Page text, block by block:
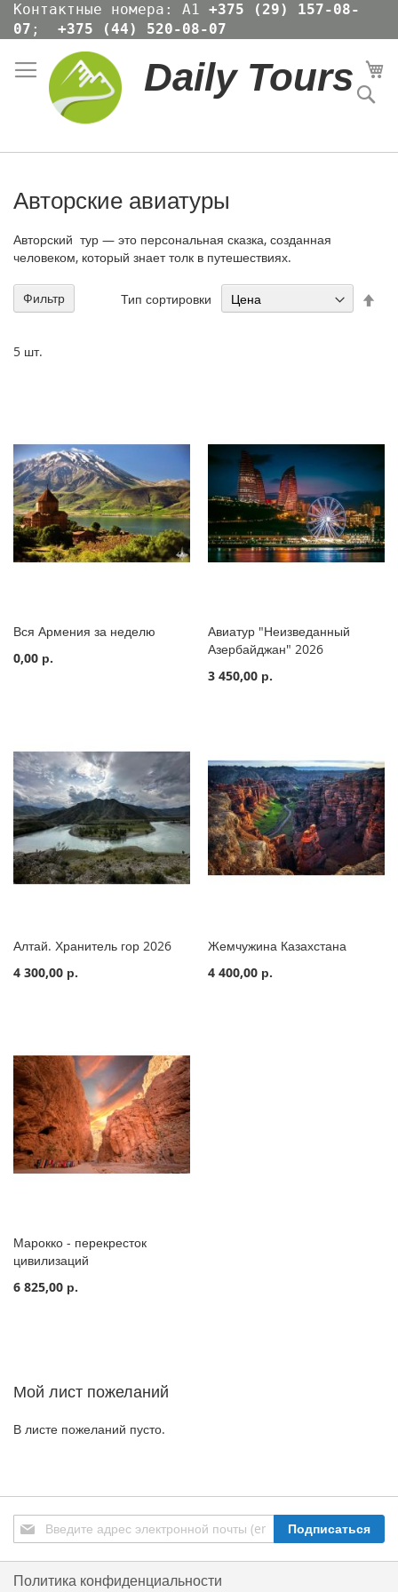
Skip
to
Content
Контактные номера: А1 +375 (29) 157-08-
07 ; +375 (44) 520-08-07
Daily Tours
Авторские авиатуры
Авторский тур — это персональная сказка, созданная
человеком, который знает толк в путешествиях.
5 шт.
Тип сортировки
Вся Армения за неделю
0,00 р.
Авиатур "Неизведанный
Азербайджан" 2026
3 450,00 р.
Алтай. Хранитель гор 2026
4 300,00 р.
Жемчужина Казахстана
4 400,00 р.
Марокко - перекресток
цивилизаций
6 825,00 р.
Фильтр
Мой лист пожеланий
В листе пожеланий пусто.
Подписаться
на
нашу
рассылку:
Подписаться
Политика конфиденциальности